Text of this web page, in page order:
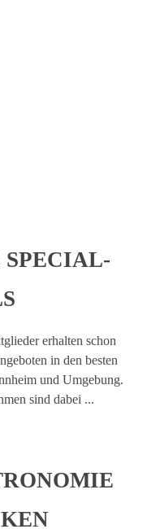
erhalten schon
in den besten
und Umgebung.
sind dabei ...